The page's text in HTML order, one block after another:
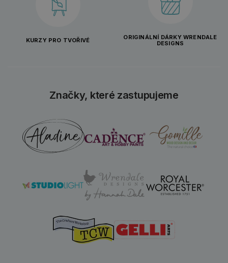
KURZY PRO TVOŘIVÉ
ORIGINÁLNÍ DÁRKY WRENDALE
DESIGNS
Značky, které zastupujeme